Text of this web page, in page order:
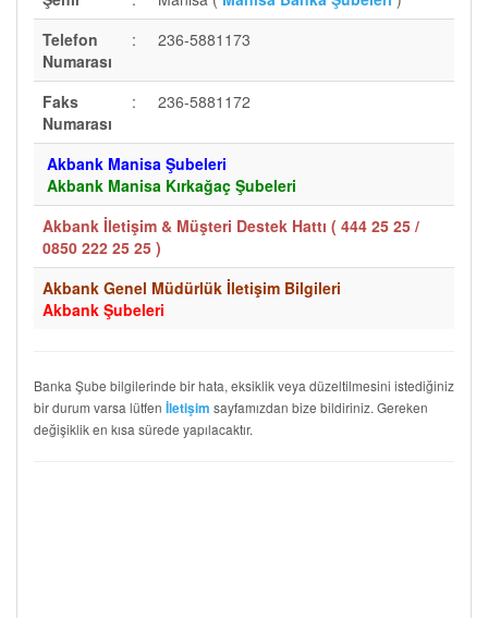
Telefon
Numarası
: 236-5881173
Faks
Numarası
: 236-5881172
Akbank Manisa Şubeleri
Akbank Manisa Kırkağaç Şubeleri
Akbank İletişim & Müşteri Destek Hattı ( 444 25 25 /
0850 222 25 25 )
Akbank Genel Müdürlük İletişim Bilgileri
Akbank Şubeleri
Banka Şube bilgilerinde bir hata, eksiklik veya düzeltilmesini istediğiniz
bir durum varsa lütfen İletişim sayfamızdan bize bildiriniz. Gereken
değişiklik en kısa sürede yapılacaktır.